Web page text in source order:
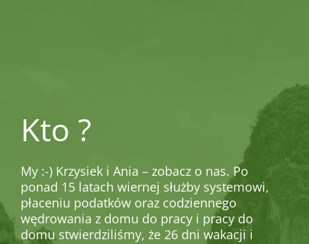
Kto ?
My :-) Krzysiek i Ania – zobacz o nas. Po
ponad 15 latach wiernej służby systemowi,
płaceniu podatków oraz codziennego
wędrowania z domu do pracy i pracy do
domu stwierdziliśmy, że 26 dni wakacji i